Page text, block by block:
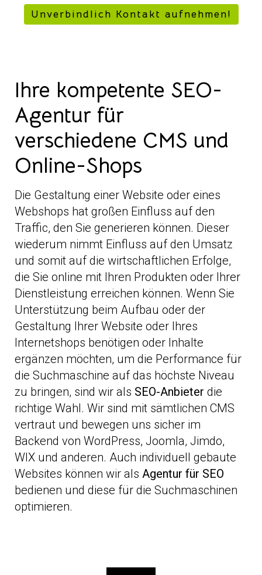
Unverbindlich Kontakt aufnehmen!
Ihre kompetente SEO-
Agentur für
verschiedene CMS und
Online-Shops
Die Gestaltung einer Website oder eines
Webshops hat großen Einfluss auf den
Traffic, den Sie generieren können. Dieser
wiederum nimmt Einfluss auf den Umsatz
und somit auf die wirtschaftlichen Erfolge,
die Sie online mit Ihren Produkten oder Ihrer
Dienstleistung erreichen können. Wenn Sie
Unterstützung beim Aufbau oder der
Gestaltung Ihrer Website oder Ihres
Internetshops benötigen oder Inhalte
ergänzen möchten, um die Performance für
die Suchmaschine auf das höchste Niveau
zu bringen, sind wir als SEO-Anbieter die
richtige Wahl. Wir sind mit sämtlichen CMS
vertraut und bewegen uns sicher im
Backend von WordPress, Joomla, Jimdo,
WIX und anderen. Auch individuell gebaute
Websites können wir als Agentur für SEO
bedienen und diese für die Suchmaschinen
optimieren.